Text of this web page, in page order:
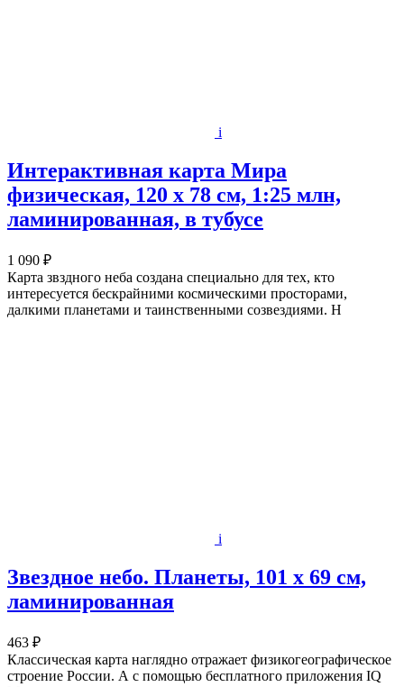
i
Интерактивная карта Мира
физическая, 120 х 78 см, 1:25 млн,
ламинированная, в тубусе
1 090 ₽
Карта звздного неба создана специально для тех, кто
интересуется бескрайними космическими просторами,
далкими планетами и таинственными созвездиями. Н
i
Звездное небо. Планеты, 101 х 69 см,
ламинированная
463 ₽
Классическая карта наглядно отражает физикогеографическое
строение России. А с помощью бесплатного приложения IQ